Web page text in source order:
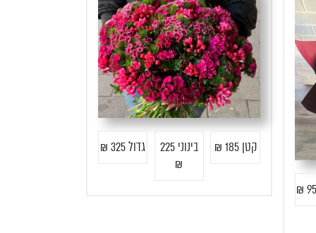
קטן 185 ₪
בינוני 225
₪
גדול 325 ₪